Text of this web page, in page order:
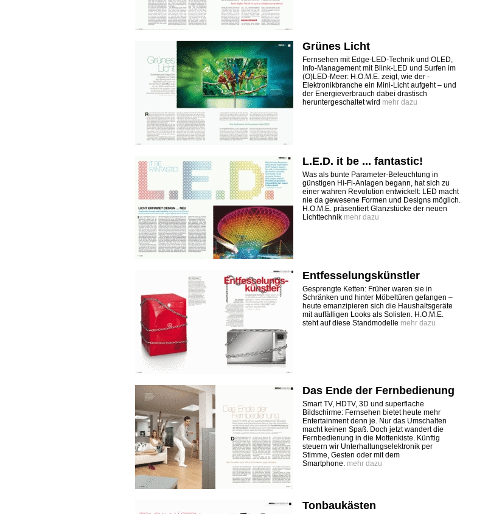
Grünes Licht
Fernsehen mit Edge-LED-Technik und OLED,
Info-Management mit Blink-LED und Surfen im
(O)LED-Meer: H.O.M.E. zeigt, wie der ­
Elektronikbranche ein Mini-Licht ­aufgeht – und
der Energieverbrauch dabei drastisch
heruntergeschaltet wird mehr dazu
L.E.D. it be ... fantastic!
Was als bunte Parameter-Beleuchtung in
günstigen Hi-Fi-­Anlagen begann, hat sich zu
einer wahren Revolution entwickelt: LED macht
nie da ­gewesene Formen und Designs möglich.
H.O.M.E. präsentiert Glanzstücke der neuen
Lichttechnik mehr dazu
Entfesselungskünstler
Gesprengte Ketten: Früher waren sie in
Schränken und hinter Möbeltüren gefangen –
heute emanzipieren sich die Haushaltsgeräte
mit auffälligen Looks als Solisten. H.O.M.E.
steht auf diese Standmodelle mehr dazu
Das Ende der Fernbedienung
Smart TV, HDTV, 3D und superflache
Bildschirme: Fernsehen bietet heute mehr
Entertainment denn je. Nur das Umschalten
macht keinen Spaß. Doch jetzt wandert die
Fernbedienung in die Mottenkiste. Künftig
steuern wir Unterhaltungselektronik per
Stimme, Gesten oder mit dem
Smartphone. mehr dazu
Tonbaukästen